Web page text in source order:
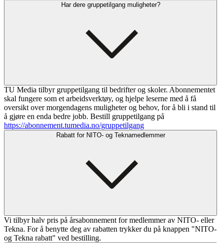
Har dere gruppetilgang muligheter?
TU Media tilbyr gruppetilgang til bedrifter og skoler. Abonnementet
skal fungere som et arbeidsverktøy, og hjelpe leserne med å få
oversikt over morgendagens muligheter og behov, for å bli i stand til
å gjøre en enda bedre jobb. Bestill gruppetilgang på
https://abonnement.tumedia.no/gruppetilgang
Rabatt for NITO- og Teknamedlemmer
Vi tilbyr halv pris på årsabonnement for medlemmer av NITO- eller
Tekna. For å benytte deg av rabatten trykker du på knappen "NITO-
og Tekna rabatt" ved bestilling.